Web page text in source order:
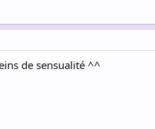
de sensualité ^^